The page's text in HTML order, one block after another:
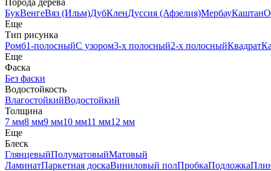
Порода дерева
БукВенгеВяз (Ильм)ДубКленДуссия (Афзелия)МербауКаштан
Еще
Тип рисунка
Ромб1-полосныйС узором3-х полосный2-х полосныйКвадрат
Еще
Фаска
Без фаски
Водостойкость
ВлагостойкийВодостойкий
Толщина
7 мм8 мм9 мм10 мм11 мм12 мм
Еще
Блеск
ГлянцевыйПолуматовыйМатовый
ЛаминатПаркетная доскаВиниловый полПробкаПодложка